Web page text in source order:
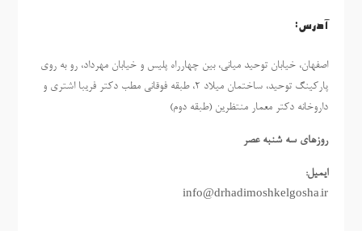
آدرس:
اصفهان، خیابان توحید میانی، بین چهارراه پلیس و خیابان مهرداد، رو به روی
پارکینگ توحید، ساختمان میلاد ٢، طبقه فوقانی مطب دکتر فریبا اشتری و
داروخانه دکتر معمار منتظرین (طبقه دوم)
روزهاي سه شنبه عصر
ایمیل:
info@drhadimoshkelgosha.ir